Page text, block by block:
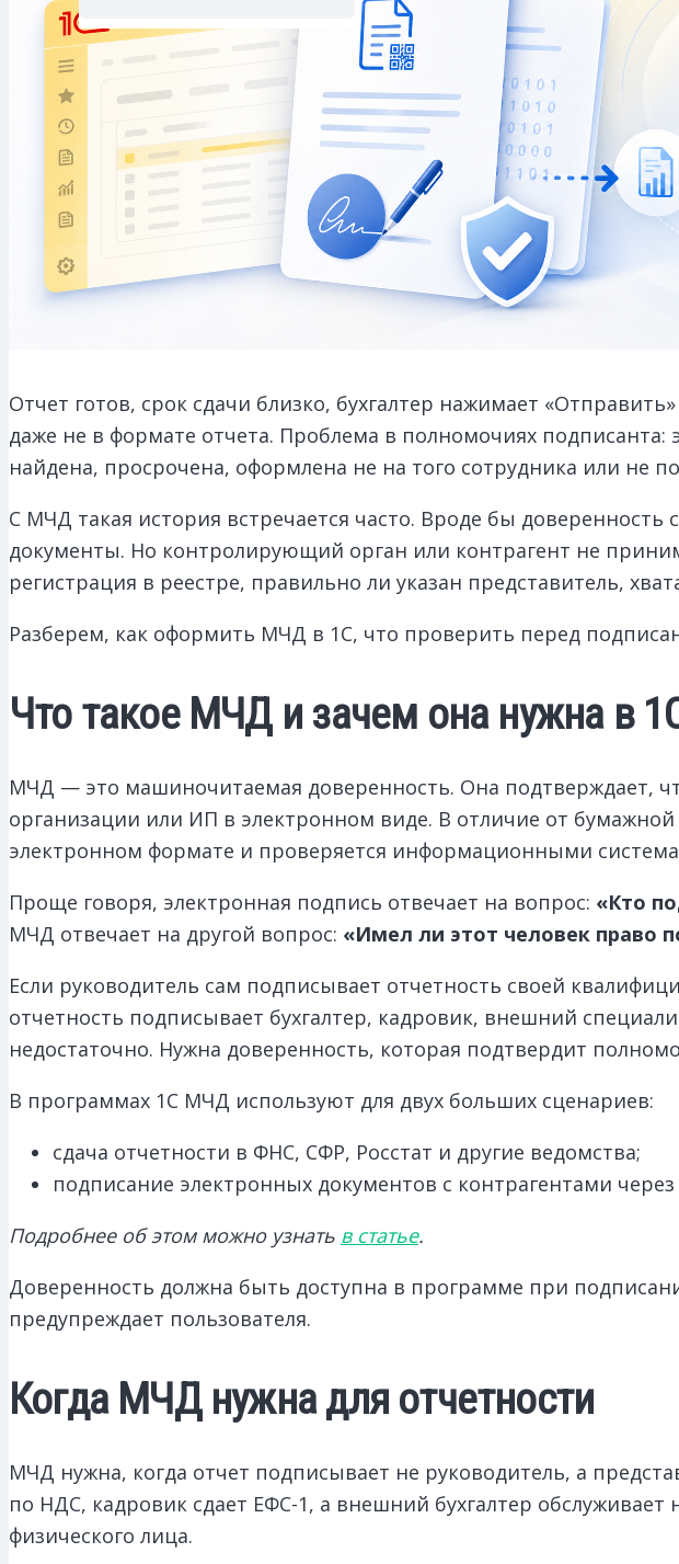
Отчет готов, срок сдачи близко, бухгалтер нажимает
даже не в формате отчета. Проблема в полномочиях подписанта:
найдена, просрочена, оформлена не на того сотрудника или не
С МЧД такая история встречается часто. Вроде бы
документы. Но контролирующий орган или контрагент не
регистрация в реестре, правильно ли указан представитель,
Разберем, как оформить МЧД в 1С, что проверить перед
Что такое МЧД и зачем она нужна в
МЧД — это машиночитаемая доверенность. Она подтверждает,
организации или ИП в электронном виде. В отличие от
электронном формате и проверяется информационными
Проще говоря, электронная подпись отвечает на вопрос: «Кто
МЧД отвечает на другой вопрос: «Имел ли этот человек право
Если руководитель сам подписывает отчетность своей
отчетность подписывает бухгалтер, кадровик, внешний
недостаточно. Нужна доверенность, которая подтвердит
В программах 1С МЧД используют для двух больших сценариев:
сдача отчетности в ФНС, СФР, Росстат и другие ведомства;
подписание электронных документов с контрагентами
Подробнее об этом можно узнать в статье.
Доверенность должна быть доступна в программе при
предупреждает пользователя.
Когда МЧД нужна для отчетности
МЧД нужна, когда отчет подписывает не руководитель, а
по НДС, кадровик сдает ЕФС-1, а внешний бухгалтер
физического лица.